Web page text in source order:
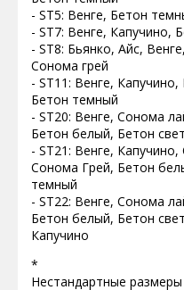
- ST5: Венге, Бетон
- ST7: Венге, Капучино,
- ST8: Бьянко, Айс,
Сонома грей
- ST11: Венге,
Бетон темный
- ST20: Венге, Сонома
Бетон белый, Бетон
- ST21: Венге,
Сонома Грей, Бетон
темный
- ST22: Венге, Сонома
Бетон белый, Бетон
Капучино
*
Нестандартные